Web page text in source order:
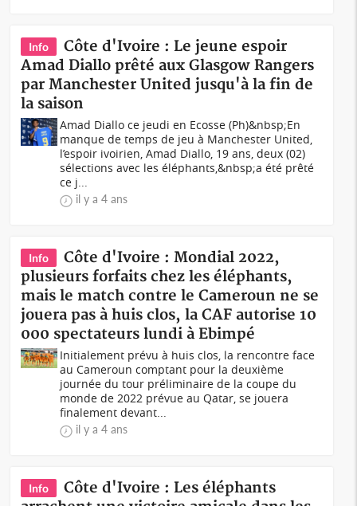
Info
Côte d'Ivoire : Le jeune espoir
Amad Diallo prêté aux Glasgow Rangers
par Manchester United jusqu'à la fin de
la saison
Amad Diallo ce jeudi en Ecosse (Ph)&nbsp;En
manque de temps de jeu à Manchester United,
l’espoir ivoirien, Amad Diallo, 19 ans, deux (02)
sélections avec les éléphants,&nbsp;a été prêté
ce j...
il y a 4 ans
Info
Côte d'Ivoire : Mondial 2022,
plusieurs forfaits chez les éléphants,
mais le match contre le Cameroun ne se
jouera pas à huis clos, la CAF autorise 10
000 spectateurs lundi à Ebimpé
Initialement prévu à huis clos, la rencontre face
au Cameroun comptant pour la deuxième
journée du tour préliminaire de la coupe du
monde de 2022 prévue au Qatar, se jouera
finalement devant...
il y a 4 ans
Info
Côte d'Ivoire : Les éléphants